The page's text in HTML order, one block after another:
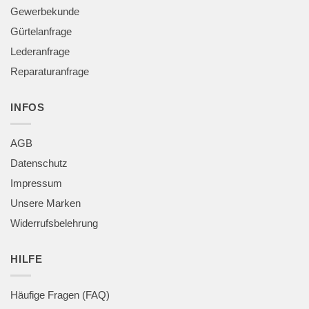
Gewerbekunde
Gürtelanfrage
Lederanfrage
Reparaturanfrage
INFOS
AGB
Datenschutz
Impressum
Unsere Marken
Widerrufsbelehrung
HILFE
Häufige Fragen (FAQ)